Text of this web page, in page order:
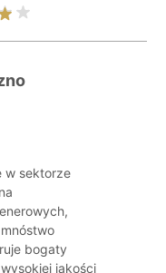
w sektorze
bogaty
jakości